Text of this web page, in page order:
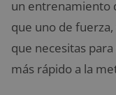
un entrenamiento
que uno de
que necesitas
más rápido a la